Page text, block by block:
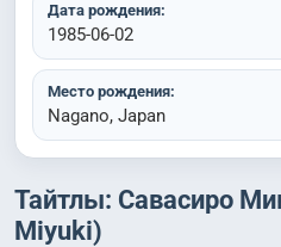
Дата рождения:
1985-06-02
Место рождения:
Nagano, Japan
Тайтлы: Савасиро
Miyuki)